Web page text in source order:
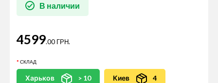
В наличии
4599.00 ГРН.
СКЛАД
Харьков > 10 Киев 4